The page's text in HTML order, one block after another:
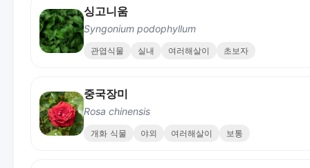
싱고니움
Syngonium podophyllum
관엽식물 실내 여러해살이 초보자
중국장미
Rosa chinensis
개화 식물 야외 여러해살이 보통